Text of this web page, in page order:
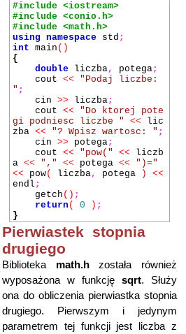
#include <iostream>
#include <conio.h>
#include <math.h>
using namespace std ;
int main ()
{
double liczba, potega;
cout <<
"Podaj liczbe:
" ;
cin >> liczba;
cout <<
"Do ktorej pote
gi podniesc liczbe "
<< lic
zba << "? Wpisz wartosc: " ;
cin >> potega;
cout << "pow(" << liczb
a << "," << potega <<
")="
<< pow( liczba, potega )
<<
endl ;
getch () ;
return ( 0 ) ;
}
Pierwiastek stopnia
drugiego
Biblioteka math.hzostała również
wyposażona w funkcję sqrt. Służy
ona do obliczenia pierwiastka stopnia
drugiego. Pierwszym i jedynym
parametrem tej funkcji jest liczba z